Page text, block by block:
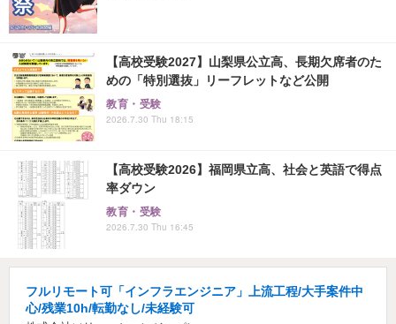
【高校受験2027】山梨県公立高、長期欠席者のた
めの「特別選抜」リーフレットなど公開
教育・受験
2026.7.30 Thu 18:15
【高校受験2026】福岡県立高、社会と英語で得点
率ダウン
教育・受験
2026.7.30 Thu 16:45
フルリモート可「インフラエンジニア」上流工程/大手案件中
心/残業10h/転勤なし/未経験可